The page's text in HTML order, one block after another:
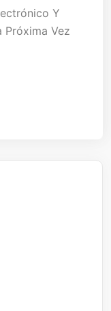
Y
Próxima Vez